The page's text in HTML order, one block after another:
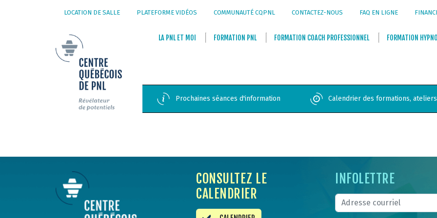
LOCATION DE SALLE PLATEFORME VIDÉOS COMMUNAUTÉ CQPNL CONTACTEZ-NOUS FAQ EN LIGNE
LA PNL ET MOI FORMATION PNL FORMATION COACH PROFESSIONNEL FORMATION
Prochaines séances d'information Calendrier des formations,
CONSULTEZ LE
CALENDRIER
INFOLETTRE